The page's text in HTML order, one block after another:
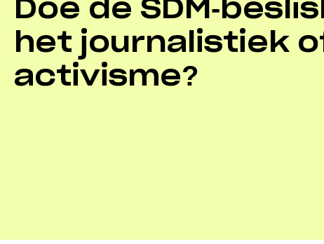
Doe de SDM-
het journalistiek
activisme?